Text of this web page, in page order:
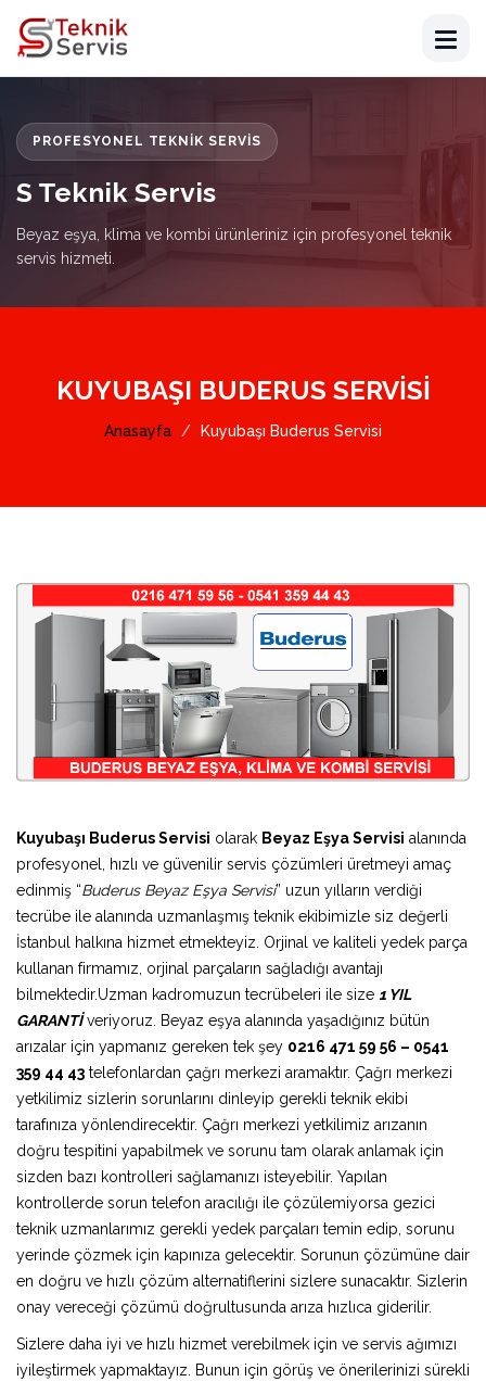
PROFESYONEL TEKNIK SERVIS
S Teknik Servis
Beyaz eşya, klima ve kombi ürünleriniz için profesyonel teknik
servis hizmeti.
KUYUBAŞI BUDERUS SERVISI
Anasayfa Kuyubaşı Buderus Servisi
Kuyubaşı Buderus Servisi olarak Beyaz Eşya Servisi alanında
profesyonel, hızlı ve güvenilir servis çözümleri üretmeyi amaç
edinmiş “Buderus Beyaz Eşya Servisi” uzun yılların verdiği
tecrübe ile alanında uzmanlaşmış teknik ekibimizle siz değerli
İstanbul halkına hizmet etmekteyiz. Orjinal ve kaliteli yedek parça
kullanan firmamız, orjinal parçaların sağladığı avantajı
bilmektedir.Uzman kadromuzun tecrübeleri ile size 1 YIL
GARANTİveriyoruz. Beyaz eşya alanında yaşadığınız bütün
arızalar için yapmanız gereken tek şey 0216 471 59 56 – 0541
359 44 43 telefonlardan çağrı merkezi aramaktır. Çağrı merkezi
yetkilimiz sizlerin sorunlarını dinleyip gerekli teknik ekibi
tarafınıza yönlendirecektir. Çağrı merkezi yetkilimiz arızanın
doğru tespitini yapabilmek ve sorunu tam olarak anlamak için
sizden bazı kontrolleri sağlamanızı isteyebilir. Yapılan
kontrollerde sorun telefon aracılığı ile çözülemiyorsa gezici
teknik uzmanlarımız gerekli yedek parçaları temin edip, sorunu
yerinde çözmek için kapınıza gelecektir. Sorunun çözümüne dair
en doğru ve hızlı çözüm alternatiflerini sizlere sunacaktır. Sizlerin
onay vereceği çözümü doğrultusunda arıza hızlıca giderilir.
Sizlere daha iyi ve hızlı hizmet verebilmek için ve servis ağımızı
iyileştirmek yapmaktayız. Bunun için görüş ve önerilerinizi sürekli